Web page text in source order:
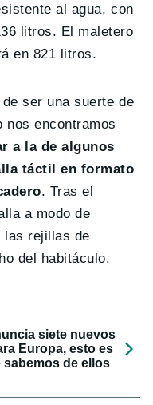
al agua, con
litros. El maletero
en 821 litros.
ser una suerte de
nos encontramos
a la de algunos
táctil en formato
. Tras el
a modo de
las rejillas de
del habitáculo.
siete nuevos
Europa, esto es
sabemos de ellos